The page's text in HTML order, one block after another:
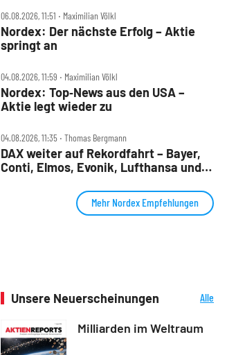
06.08.2026, 11:51 ‧ Maximilian Völkl
Nordex: Der nächste Erfolg – Aktie
springt an
04.08.2026, 11:59 ‧ Maximilian Völkl
Nordex: Top‑News aus den USA –
Aktie legt wieder zu
04.08.2026, 11:35 ‧ Thomas Bergmann
DAX weiter auf Rekordfahrt – Bayer,
Conti, Elmos, Evonik, Lufthansa und
Mehr Nordex Empfehlungen
Unsere Neuerscheinungen
Alle
Milliarden im Weltraum